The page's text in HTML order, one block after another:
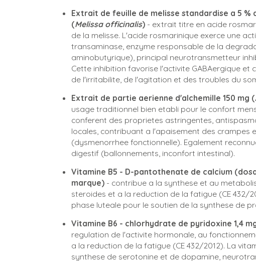
Extrait de feuille de melisse standardise a 5 %
(Melissa officinalis) - extrait titre en acide
de la melisse. L'acide rosmarinique exerce une
transaminase, enzyme responsable de la
aminobutyrique), principal neurotransmetteur
Cette inhibition favorise l'activite GABAergique et
de l'irritabilite, de l'agitation et des troubles du
Extrait de partie aerienne d'alchemille 150 mg (
usage traditionnel bien etabli pour le confort
conferent des proprietes astringentes,
locales, contribuant a l'apaisement des crampes
(dysmenorrhee fonctionnelle). Egalement
digestif (ballonnements, inconfort intestinal).
Vitamine B5 - D-pantothenate de calcium
marque) - contribue a la synthese et au
steroides et a la reduction de la fatigue (CE 432/
phase luteale pour le soutien de la synthese de
Vitamine B6 - chlorhydrate de pyridoxine 1,4
regulation de l'activite hormonale, au
a la reduction de la fatigue (CE 432/2012). La
synthese de serotonine et de dopamine,